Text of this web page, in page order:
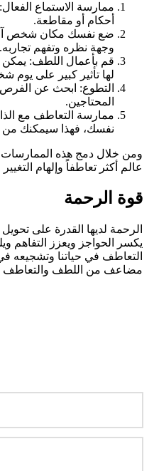
ممارسة الاستماع
أحكام أو مقاطعة.
ضع نفسك مكان شخص
وجهة نظره وتفهم تجاربه.
قم بأعمال اللطف: يمكن
لها تأثير كبير على يوم
التطوع: ابحث عن
المحتاجين.
ممارسة التعاطف مع
نفسك، فهذا سيمكنك من
ومن خلال دمج هذه الممارسات
عالم أكثر تعاطفاً وإلهام التغيير
قوة الرحمة
الرحمة لديها القدرة على تحويل
يكسر الحواجز ويعزز التفاهم
التعاطف في حياتنا وتشجيعه في
مضاعف من اللطف والتعاطف